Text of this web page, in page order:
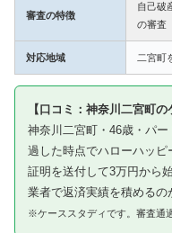
審査の特徴
自己破
の審査
対応地域 二宮町
【口コミ：神奈川二宮町の
神奈川二宮町・46歳・パ
過した時点でハローハッ
証明を送付して3万円から
業者で返済実績を積めるの
※ケーススタディです。審査通